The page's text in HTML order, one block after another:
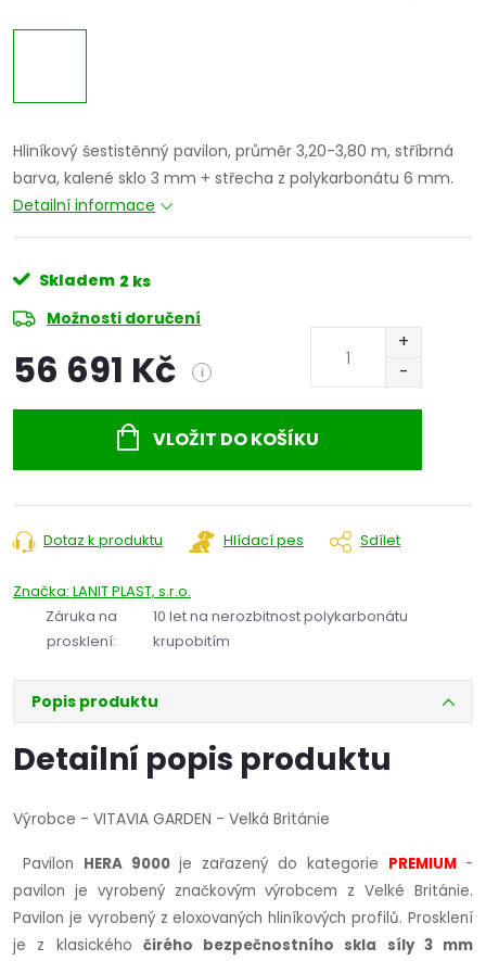
Hliníkový šestistěnný pavilon, průměr 3,20-3,80 m, stříbrná
barva, kalené sklo 3 mm + střecha z polykarbonátu 6 mm.
Detailní informace
Skladem 2 ks
Možnosti doručení
56 691 Kč i
VLOŽIT DO KOŠÍKU
Dotaz k produktu Hlídací pes Sdílet
Značka: LANIT PLAST, s.r.o.
Záruka na
prosklení:
10 let na nerozbitnost polykarbonátu
krupobitím
Popis produktu
Detailní popis produktu
Výrobce - VITAVIA GARDEN - Velká Británie
Pavilon HERA 9000 je zařazený do kategorie PREMIUM -
pavilon je vyrobený značkovým výrobcem z Velké Británie.
Pavilon je vyrobený z eloxovaných hliníkových profilů.Prosklení
je z klasického čirého bezpečnostního skla síly 3 mm